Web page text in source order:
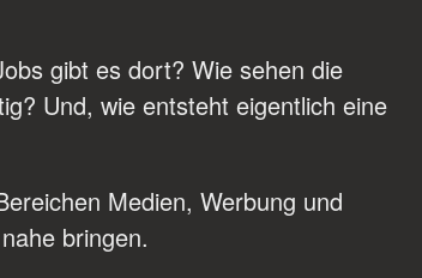
gibt es dort? Wie sehen die
Und, wie entsteht eigentlich eine
Medien, Werbung und
bringen.